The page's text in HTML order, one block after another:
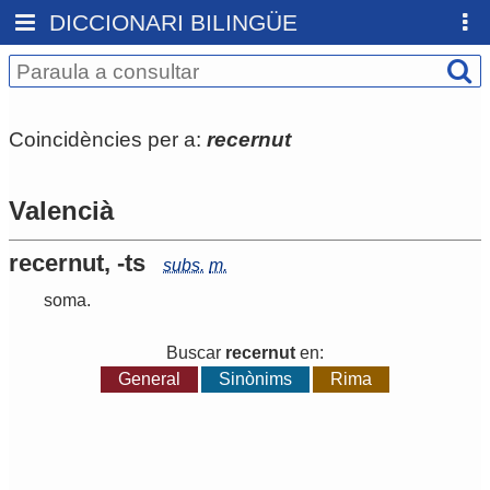
DICCIONARI BILINGÜE
Coincidències per a: recernut
Valencià
recernut, -ts subs. m.
soma.
Buscar recernut en:
General
Sinònims Rima